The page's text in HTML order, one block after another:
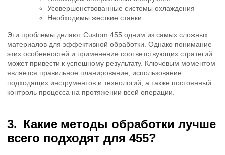
Усовершенствованные системы охлаждения
Необходимы жесткие станки
Эти проблемы делают Custom 455 одним из самых сложных
материалов для эффективной обработки. Однако понимание
этих особенностей и применение соответствующих стратегий
может привести к успешному результату. Ключевым моментом
является правильное планирование, использование
подходящих инструментов и технологий, а также постоянный
контроль процесса на протяжении всей операции.
Какие методы обработки лучше
всего подходят для 455?